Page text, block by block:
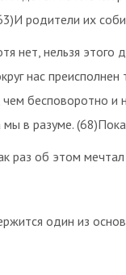
родители их
нет, нельзя этого
нас
бесповоротно и
в разуме.
раз об этом
один из